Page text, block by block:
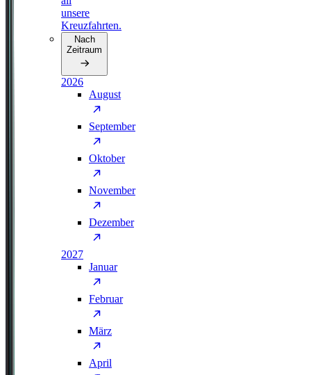
unsere
Kreuzfahrten.
Nach
Zeitraum
2026
August
September
Oktober
November
Dezember
2027
Januar
Februar
März
April